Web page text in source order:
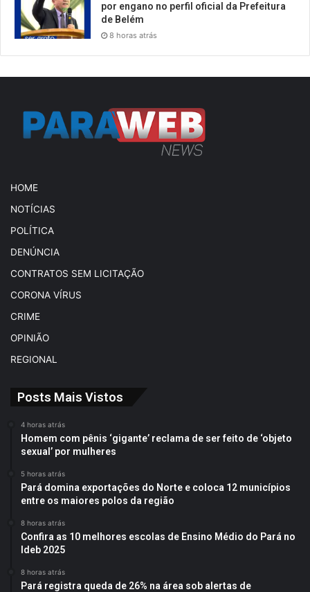
por engano no perfil oficial da Prefeitura
de Belém
8 horas atrás
HOME
NOTÍCIAS
POLÍTICA
DENÚNCIA
CONTRATOS SEM LICITAÇÃO
CORONA VÍRUS
CRIME
OPINIÃO
REGIONAL
Posts Mais Vistos
4 horas atrás
Homem com pênis ‘gigante’ reclama de ser feito de ‘objeto
sexual’ por mulheres
5 horas atrás
Pará domina exportações do Norte e coloca 12 municípios
entre os maiores polos da região
8 horas atrás
Confira as 10 melhores escolas de Ensino Médio do Pará no
Ideb 2025
8 horas atrás
Pará registra queda de 26% na área sob alertas de